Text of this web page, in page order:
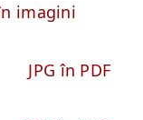
imagini
JPG în PDF